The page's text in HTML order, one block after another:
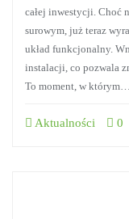
całej inwestycji. Choć
surowym, już teraz
układ funkcjonalny.
instalacji, co pozwala
To moment, w którym…
Aktualności 0